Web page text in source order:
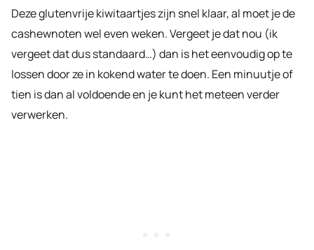
Deze glutenvrije kiwitaartjes zijn snel klaar, al moet je de
cashewnoten wel even weken. Vergeet je dat nou (ik
vergeet dat dus standaard…) dan is het eenvoudig op te
lossen door ze in kokend water te doen. Een minuutje of
tien is dan al voldoende en je kunt het meteen verder
verwerken.